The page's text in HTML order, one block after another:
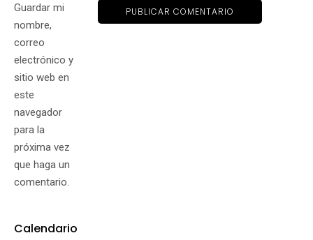
Guardar mi
nombre,
correo
electrónico y
sitio web en
este
navegador
para la
próxima vez
que haga un
comentario.
Calendario